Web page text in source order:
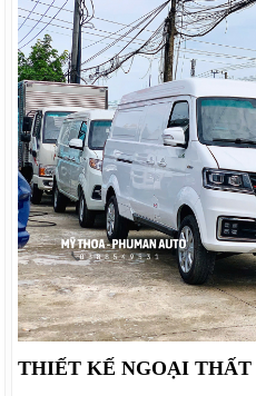
THIẾT KẾ NGOẠI THẤT